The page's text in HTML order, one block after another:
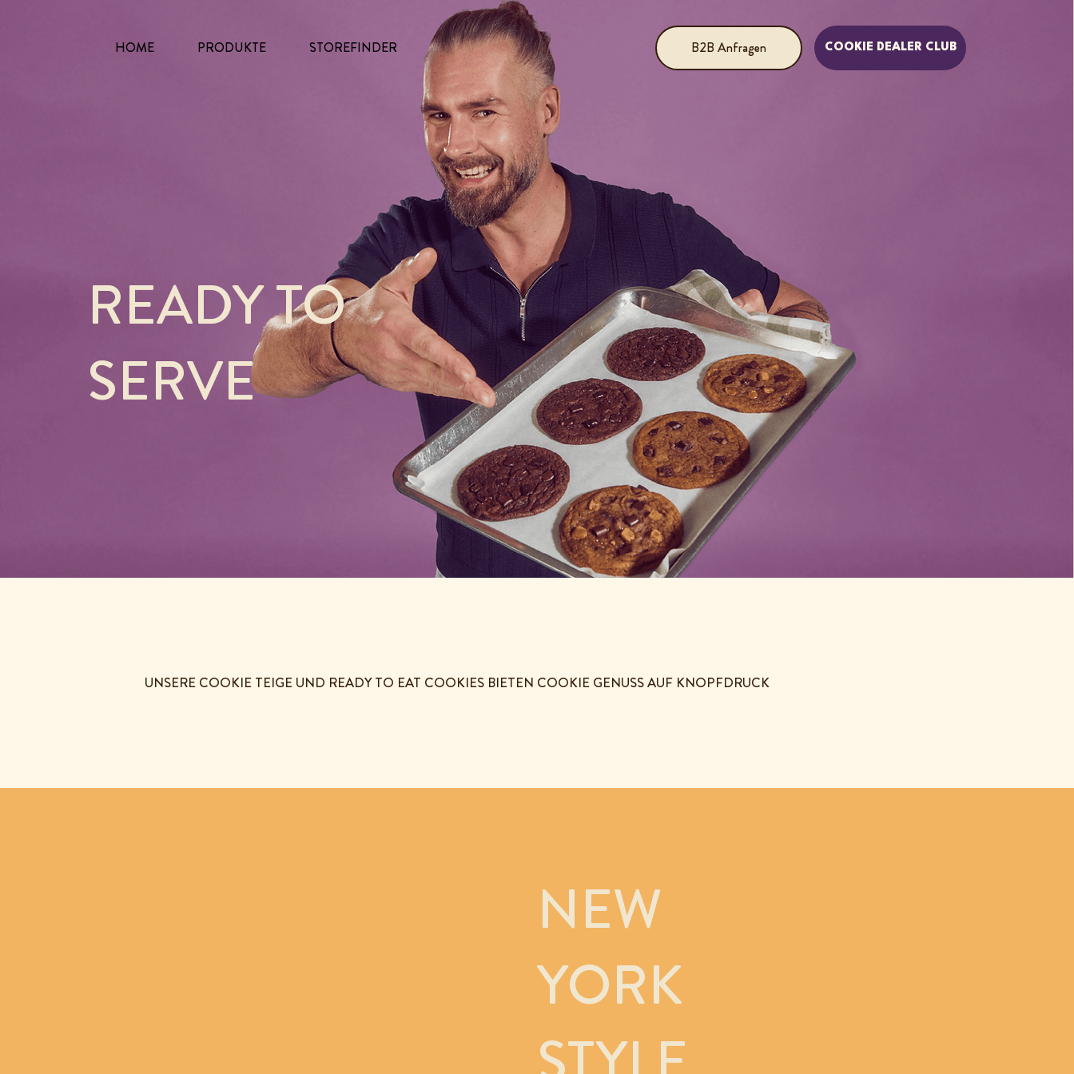
HOME PRODUKTE STOREFINDER B2B Anfragen COOKIE DEALER CLUB
READY TO
SERVE
UNSERE COOKIE TEIGE UND READY TO EAT COOKIES BIETEN COOKIE GENUSS AUF KNOPFDRUCK
NEW
YORK